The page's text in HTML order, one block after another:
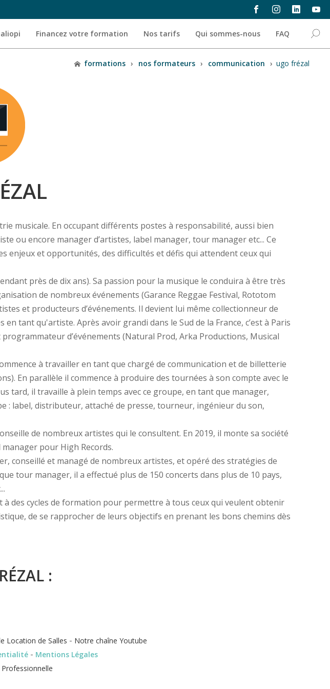
Financez votre formation Nos tarifs Qui sommes-nous FAQ
formations › nos formateurs › communication › ugo frézal
musicale. En occupant différents postes à responsabilité, aussi bien
ou encore manager d’artistes, label manager, tour manager etc... Ce
enjeux et opportunités, des difficultés et défis qui attendent ceux qui
près de dix ans). Sa passion pour la musique le conduira à être très
de nombreux événements (Garance Reggae Festival, Rototom
et producteurs d’événements. Il devient lui même collectionneur de
tant qu'artiste. Après avoir grandi dans le Sud de la France, c’est à Paris
d’événements (Natural Prod, Arka Productions, Musical
à travailler en tant que chargé de communication et de billetterie
En parallèle il commence à produire des tournées à son compte avec le
tard, il travaille à plein temps avec ce groupe, en tant que manager,
label, distributeur, attaché de presse, tourneur, ingénieur du son,
de nombreux artistes qui le consultent. En 2019, il monte sa société
pour High Records.
conseillé et managé de nombreux artistes, et opéré des stratégies de
tour manager, il a effectué plus de 150 concerts dans plus de 10 pays,
des cycles de formation pour permettre à tous ceux qui veulent obtenir
de se rapprocher de leurs objectifs en prenant les bons chemins dès
:
Location de Salles - Notre chaîne Youtube
- Mentions Légales